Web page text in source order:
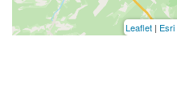
Leaflet | Esri